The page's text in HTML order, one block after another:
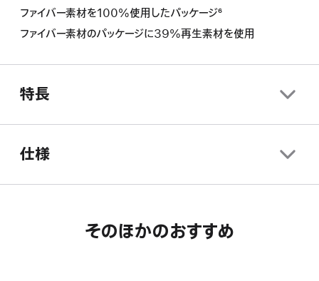
ファイバー素材を100%使用したパッケージ⁶
ファイバー素材のパッケージに39%再生素材を使用
特長
仕様
そのほかのおすすめ